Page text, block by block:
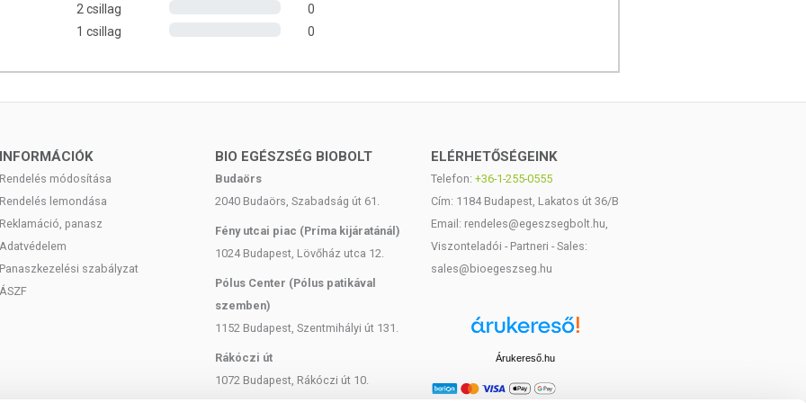
12 mg (100 NRV%)*
2000 mg
240 mg
távol, száraz helyen, közvetlen napfénytől
°C között)! A termék kupakját minden használat után
uniós szabályozásnak megfelelően élelmiszereknek
2 csillag
0
1 csillag
0
INFORMÁCIÓK
Rendelés módosítása
Rendelés lemondása
Reklamáció, panasz
Adatvédelem
Panaszkezelési szabályzat
ÁSZF
BIO EGÉSZSÉG BIOBOLT
Budaörs
2040 Budaörs, Szabadság út 61.
Fény utcai piac (Príma kijáratánál)
1024 Budapest, Lövőház utca 12.
Pólus Center (Pólus patikával
szemben)
1152 Budapest, Szentmihályi út 131.
Rákóczi út
1072 Budapest, Rákóczi út 10.
ELÉRHETŐSÉGEINK
Telefon: +36-1-255-0555
Cím: 1184 Budapest, Lakatos út 36/B
Email: rendeles@egeszsegbolt.hu,
Viszonteladói - Partneri - Sales:
sales@bioegeszseg.hu
Árukereső.hu